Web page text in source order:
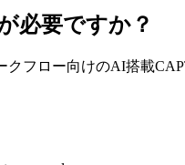
必要ですか？
クフロー向けのAI搭載